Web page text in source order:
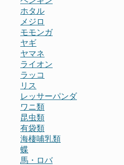
ホタル
メジロ
モモンガ
ヤギ
ヤマネ
ライオン
ラッコ
リス
レッサーパンダ
ワニ類
昆虫類
有袋類
海棲哺乳類
蝶
馬・ロバ